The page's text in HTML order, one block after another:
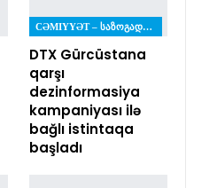
CƏMIYYƏT – ᲡᲐᲖᲝᲒᲐᲓᲝᲔᲑᲐ
DTX Gürcüstana
qarşı
dezinformasiya
kampaniyası ilə
bağlı istintaqa
başladı